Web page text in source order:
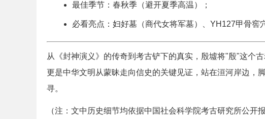
最佳季节：春秋季（避开夏季高温）；
必看亮点：妇好墓（商代女将军墓）、YH127甲骨窖
从《封神演义》的传奇到考古铲下的真实，殷墟将"殷"这个
更是中华文明从蒙昧走向信史的关键见证，站在洹河岸边，
寻。
（注：文中历史细节均依据中国社会科学院考古研究所公开